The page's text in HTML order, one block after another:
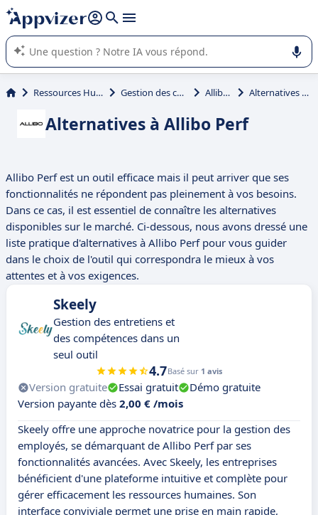
répondre (plusieurs lignes avec
L'IA de Appvizer vous guide dans l'utilisation ou la sélection de
logiciel SaaS en entreprise.
Ressources Humaines (RH) Gestion des compétences Allibo Perf Alternatives à Allibo Perf
Alternatives à Allibo Perf
Allibo Perf est un outil efficace mais il peut arriver que ses
fonctionnalités ne répondent pas pleinement à vos besoins.
Dans ce cas, il est essentiel de connaître les alternatives
disponibles sur le marché. Ci-dessous, nous avons dressé une
liste pratique d'alternatives à Allibo Perf pour vous guider
dans le choix de l'outil qui correspondra le mieux à vos
attentes et à vos exigences.
Skeely
Gestion des entretiens et
des compétences dans un
seul outil
4.7Basé sur 1 avis
Version gratuite Essai gratuit
Démo gratuite
Version payante dès 2,00 € /mois
Skeely offre une approche novatrice pour la gestion des
employés, se démarquant de Allibo Perf par ses
fonctionnalités avancées. Avec Skeely, les entreprises
bénéficient d'une plateforme intuitive et complète pour
gérer efficacement les ressources humaines. Son
interface conviviale permet une prise en main rapide,